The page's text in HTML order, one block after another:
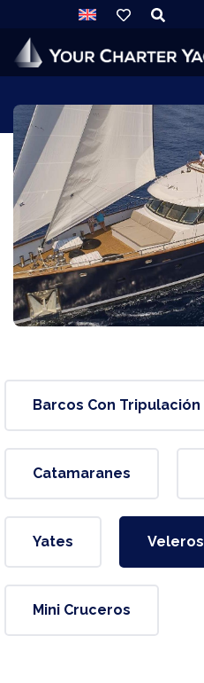
Barcos Con Tripulación
Catamaranes
Yates Veleros
Mini Cruceros